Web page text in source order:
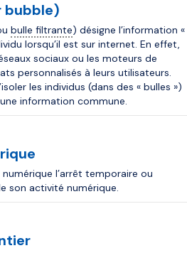
bubble)
bulle filtrante) désigne l’information «
lorsqu’il est sur internet. En effet,
sociaux ou les moteurs de
personnalisés à leurs utilisateurs.
les individus (dans des « bulles »)
information commune.
l’arrêt temporaire ou
son activité numérique.